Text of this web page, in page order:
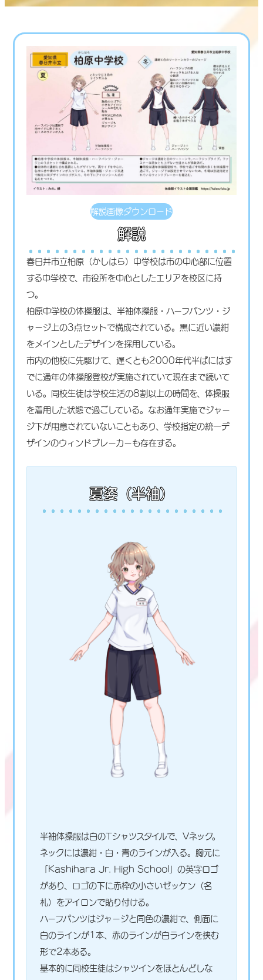
解説画像ダウンロード
解説
春日井市立柏原（かしはら）中学校は市の中心部に位置
する中学校で、市役所を中心としたエリアを校区に持
つ。
柏原中学校の体操服は、半袖体操服・ハーフパンツ・ジ
ャージ上の3点セットで構成されている。黒に近い濃紺
をメインとしたデザインを採用している。
市内の他校に先駆けて、遅くとも2000年代半ばにはす
でに通年の体操服登校が実施されていて現在まで続いて
いる。同校生徒は学校生活の8割以上の時間を、体操服
を着用した状態で過ごしている。なお通年実施でジャー
ジ下が用意されていないこともあり、学校指定の統一デ
ザインのウィンドブレーカーも存在する。
夏姿（半袖）
半袖体操服は白のTシャツスタイルで、Vネック。
ネックには濃紺・白・青のラインが入る。胸元に
「Kashihara Jr. High School」の英字ロゴ
があり、ロゴの下に赤枠の小さいゼッケン（名
札）をアイロンで貼り付ける。
ハーフパンツはジャージと同色の濃紺で、側面に
白のラインが1本、赤のラインが白ラインを挟む
形で2本ある。
基本的に同校生徒はシャツインをほとんどしな